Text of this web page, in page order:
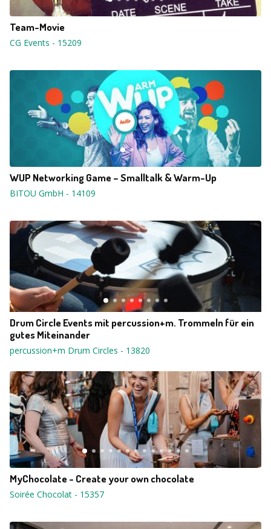
Team-Movie
CG Events - 15209
WUP Networking Game – Smalltalk & Warm-Up
BITOU GmbH - 14109
Drum Circle Events mit percussion+m. Trommeln für ein
gutes Miteinander
percussion+m Drum Circles - 13820
MyChocolate - Create your own chocolate
Soirée Chocolat - 15357